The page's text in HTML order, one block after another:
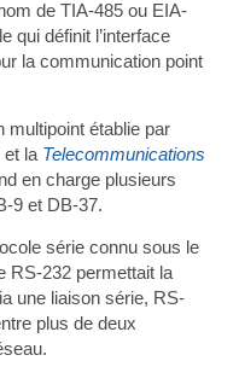
de TIA-485 ou EIA-
qui définit l’interface
la communication point
multipoint établie par
et la Telecommunications
en charge plusieurs
9 et DB-37.
série connu sous le
RS-232 permettait la
une liaison série, RS-
plus de deux